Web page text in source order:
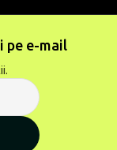
pe e-mail